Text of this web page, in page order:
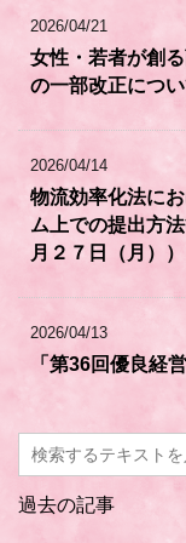
2026/04/21
女性・若者が創
の一部改正につ
2026/04/14
物流効率化法に
ム上での提出方
月２７日（月））
2026/04/13
「第36回優良経
過去の記事